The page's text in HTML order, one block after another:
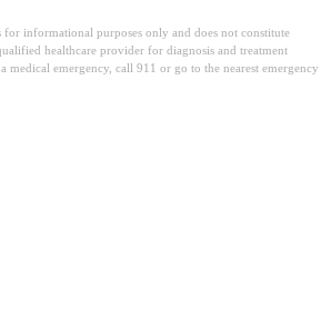
for informational purposes only and does not constitute
healthcare provider for diagnosis and treatment
medical emergency, call 911 or go to the nearest emergency